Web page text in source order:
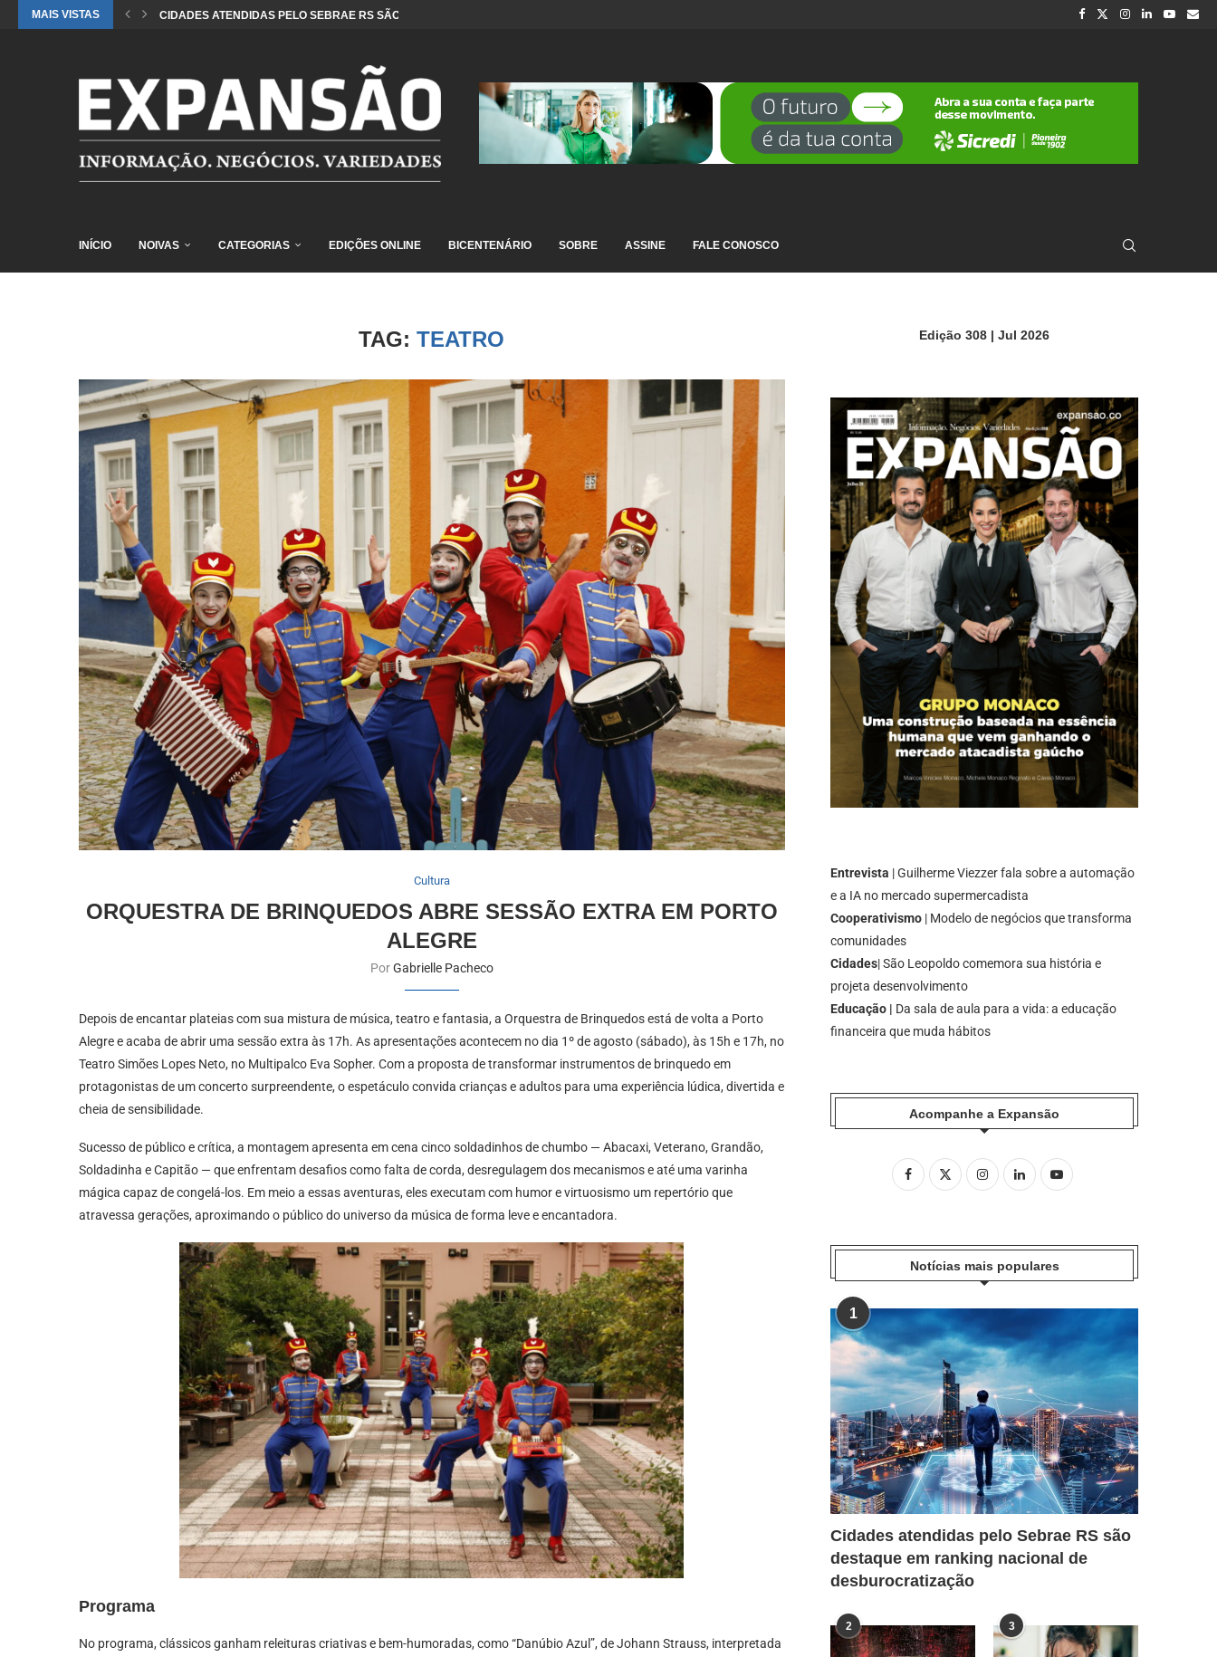
MAIS VISTAS CIDADES ATENDIDAS PELO SEBRAE RS SÃO DESTAQUE EM RANKING NACIONAL...
INÍCIO NOIVAS CATEGORIAS EDIÇÕES ONLINE BICENTENÁRIO SOBRE ASSINE FALE CONOSCO
TAG:TEATRO
Cultura
ORQUESTRA DE BRINQUEDOS ABRE SESSÃO EXTRA EM PORTO
ALEGRE
PorGabrielle Pacheco
Depois de encantar plateias com sua mistura de música, teatro e fantasia, a Orquestra de Brinquedosestá de volta a Porto
Alegre e acaba de abrir uma sessão extra às 17h. As apresentações acontecem no dia 1º de agosto (sábado), às 15h e 17h, no
Teatro Simões Lopes Neto, no Multipalco Eva Sopher. Com a proposta de transformar instrumentos de brinquedo em
protagonistas de um concerto surpreendente, o espetáculo convida crianças e adultos para uma experiência lúdica, divertida e
cheia de sensibilidade.
Sucesso de público e crítica, a montagem apresenta em cena cinco soldadinhos de chumbo — Abacaxi, Veterano, Grandão,
Soldadinha e Capitão — que enfrentam desafios como falta de corda, desregulagem dos mecanismos e até uma varinha
mágica capaz de congelá-los. Em meio a essas aventuras, eles executam com humor e virtuosismo um repertório que
atravessa gerações, aproximando o público do universo da música de forma leve e encantadora.
Programa
No programa, clássicos ganham releituras criativas e bem-humoradas, como “Danúbio Azul”, de Johann Strauss, interpretada
Edição 308 | Jul 2026
Entrevista | Guilherme Viezzer fala sobre a automação
e a IA no mercado supermercadista
Cooperativismo | Modelo de negócios que transforma
comunidades
Cidades| São Leopoldo comemora sua história e
projeta desenvolvimento
Educação | Da sala de aula para a vida: a educação
financeira que muda hábitos
Acompanhe a Expansão
Notícias mais populares
1
Cidades atendidas pelo Sebrae RS são
destaque em ranking nacional de
desburocratização
2 3